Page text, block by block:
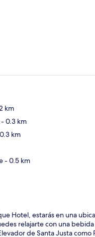
km
- 0.3 km
km
- 0.5 km
Hotel, estarás en una
relajarte con una
de Santa Justa como